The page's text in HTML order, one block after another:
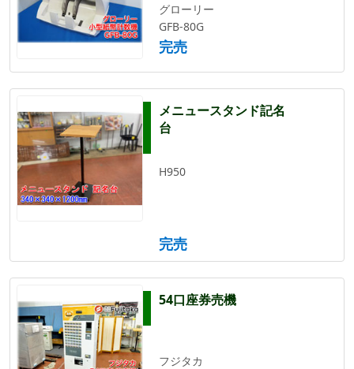
グローリー
GFB-80G
完売
メニュースタンド記名
台
H950
完売
54口座券売機
フジタカ